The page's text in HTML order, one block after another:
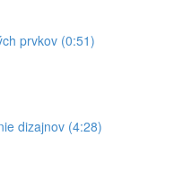
prvkov (0:51)
dizajnov (4:28)